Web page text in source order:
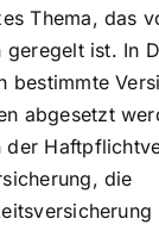
Thema, das
geregelt ist. In
bestimmte
abgesetzt
der
die